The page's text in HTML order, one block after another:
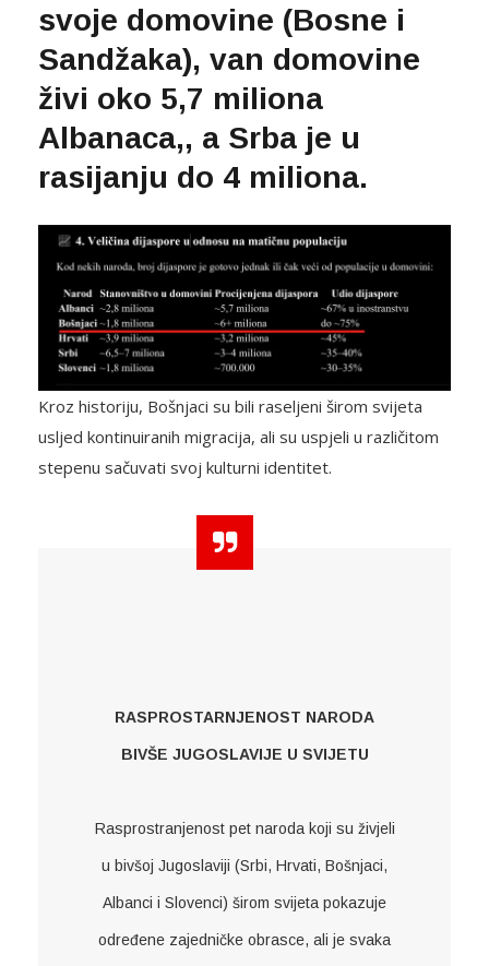
svoje domovine (Bosne i
Sandžaka), van domovine
živi oko 5,7 miliona
Albanaca,, a Srba je u
rasijanju do 4 miliona.
Kroz historiju, Bošnjaci su bili raseljeni širom svijeta
usljed kontinuiranih migracija, ali su uspjeli u različitom
stepenu sačuvati svoj kulturni identitet.
RASPROSTARNJENOST NARODA
BIVŠE JUGOSLAVIJE U SVIJETU
Rasprostranjenost pet naroda koji su živjeli
u bivšoj Jugoslaviji (Srbi, Hrvati, Bošnjaci,
Albanci i Slovenci) širom svijeta pokazuje
određene zajedničke obrasce, ali je svaka